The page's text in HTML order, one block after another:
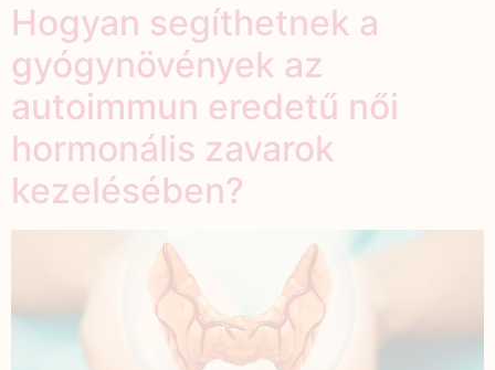
Hogyan segíthetnek a
gyógynövények az
autoimmun eredetű női
hormonális zavarok
kezelésében?